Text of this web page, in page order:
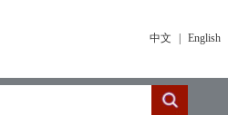
中文 English